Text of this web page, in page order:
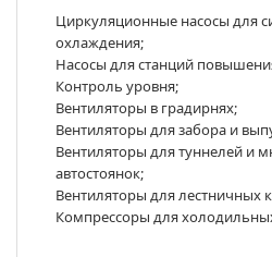
Циркуляционные насосы для
охлаждения;
Насосы для станций
Контроль уровня;
Вентиляторы в градирнях;
Вентиляторы для забора и
Вентиляторы для туннелей и
автостоянок;
Вентиляторы для лестничных
Компрессоры для